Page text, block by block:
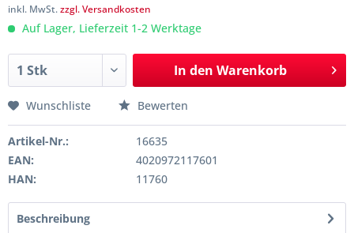
inkl. MwSt.zzgl. Versandkosten
Auf Lager, Lieferzeit 1-2 Werktage
In den Warenkorb
Wunschliste Bewerten
Artikel-Nr.:
16635
EAN:
4020972117601
HAN:
11760
Beschreibung